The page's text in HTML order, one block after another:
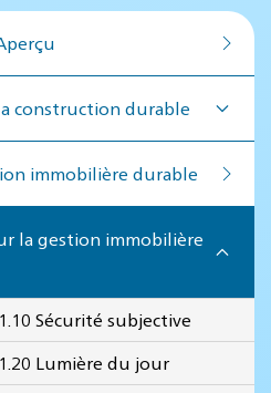
construction durable
im­mo­bi­lière du­rable
la gestion immobilière
Sécurité subjective
Lumière du jour